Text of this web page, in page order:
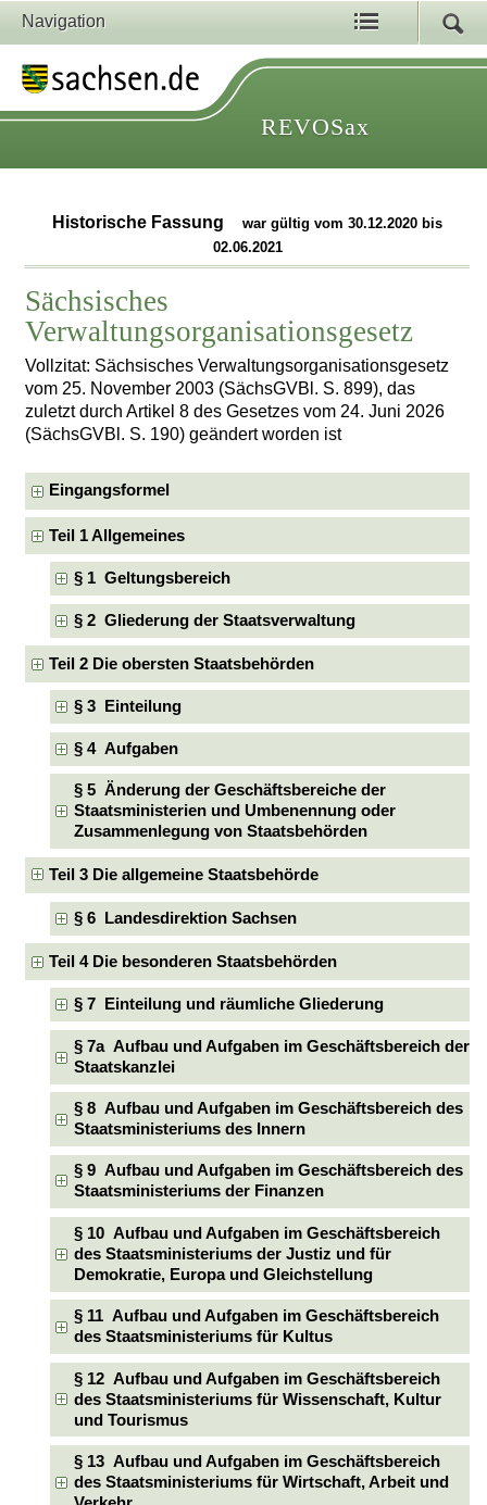
Navigation
REVOSax
Historische Fassung
war gültig vom 30.12.2020 bis
02.06.2021
Sächsisches
Verwaltungsorganisationsgesetz
Vollzitat: Sächsisches Verwaltungsorganisationsgesetz
vom 25. November 2003 (SächsGVBl. S. 899), das
zuletzt durch Artikel 8 des Gesetzes vom 24. Juni 2026
(SächsGVBl. S. 190) geändert worden ist
Eingangsformel
Teil 1 Allgemeines
§ 1 Geltungsbereich
§ 2 Gliederung der Staatsverwaltung
Teil 2 Die obersten Staatsbehörden
§ 3 Einteilung
§ 4 Aufgaben
§ 5 Änderung der Geschäftsbereiche der
Staatsministerien und Umbenennung oder
Zusammenlegung von Staatsbehörden
Teil 3 Die allgemeine Staatsbehörde
§ 6 Landesdirektion Sachsen
Teil 4 Die besonderen Staatsbehörden
§ 7 Einteilung und räumliche Gliederung
§ 7a Aufbau und Aufgaben im Geschäftsbereich der
Staatskanzlei
§ 8 Aufbau und Aufgaben im Geschäftsbereich des
Staatsministeriums des Innern
§ 9 Aufbau und Aufgaben im Geschäftsbereich des
Staatsministeriums der Finanzen
§ 10 Aufbau und Aufgaben im Geschäftsbereich
des Staatsministeriums der Justiz und für
Demokratie, Europa und Gleichstellung
§ 11 Aufbau und Aufgaben im Geschäftsbereich
des Staatsministeriums für Kultus
§ 12 Aufbau und Aufgaben im Geschäftsbereich
des Staatsministeriums für Wissenschaft, Kultur
und Tourismus
§ 13 Aufbau und Aufgaben im Geschäftsbereich
des Staatsministeriums für Wirtschaft, Arbeit und